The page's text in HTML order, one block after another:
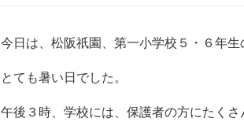
今日は、松阪祇園、第一小学校５・６年生
とても暑い日でした。
午後３時、学校には、保護者の方にたく